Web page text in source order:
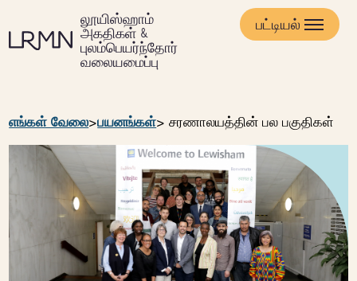
உள்ளடக்கத்திற்குச்
செல்க
லூயிஸ்ஹாம்
அகதிகள் &
புலம்பெயர்ந்தோர்
வலையமைப்பு
பட்டியல்
எங்கள் வேலை>பயனங்கள்> சரணாலயத்தின் பல பகுதிகள்